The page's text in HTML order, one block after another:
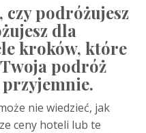
czy podróżujesz
dla
kroków, które
podróż
przyjemnie.
nie wiedzieć, jak
ceny hoteli lub te